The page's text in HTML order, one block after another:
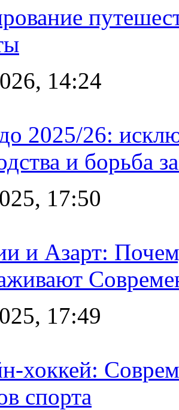
14:24
2025/26:
и борьба
17:50
и Азарт:
17:49
хоккей:
спорта